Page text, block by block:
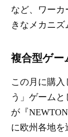
など、ワー
きなメカニズ
複合型ゲー
この月に購
う」ゲーム
が『
に欧州各地を